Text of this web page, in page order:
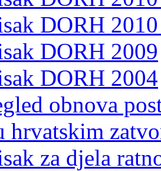
DORH
DORH 2009
DORH 2004
obnova
hrvatskim
za djela